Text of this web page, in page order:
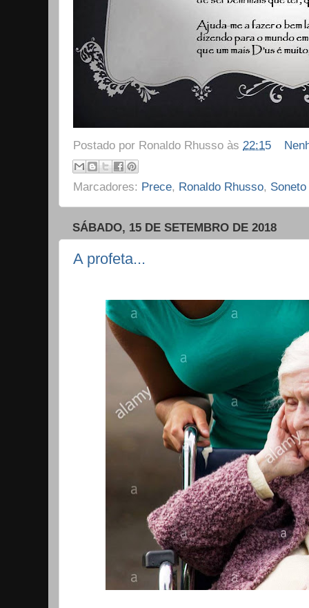
Postado por Ronaldo Rhusso às 22:15
Marcadores: Prece, Ronaldo Rhusso, Soneto
SÁBADO, 15 DE SETEMBRO DE 2018
A profeta...